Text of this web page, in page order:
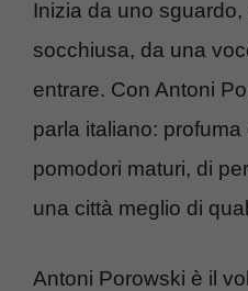
Inizia da uno
socchiusa, da una
entrare. Con Antoni
parla italiano:
pomodori maturi, di
una città meglio di
Antoni Porowski è il